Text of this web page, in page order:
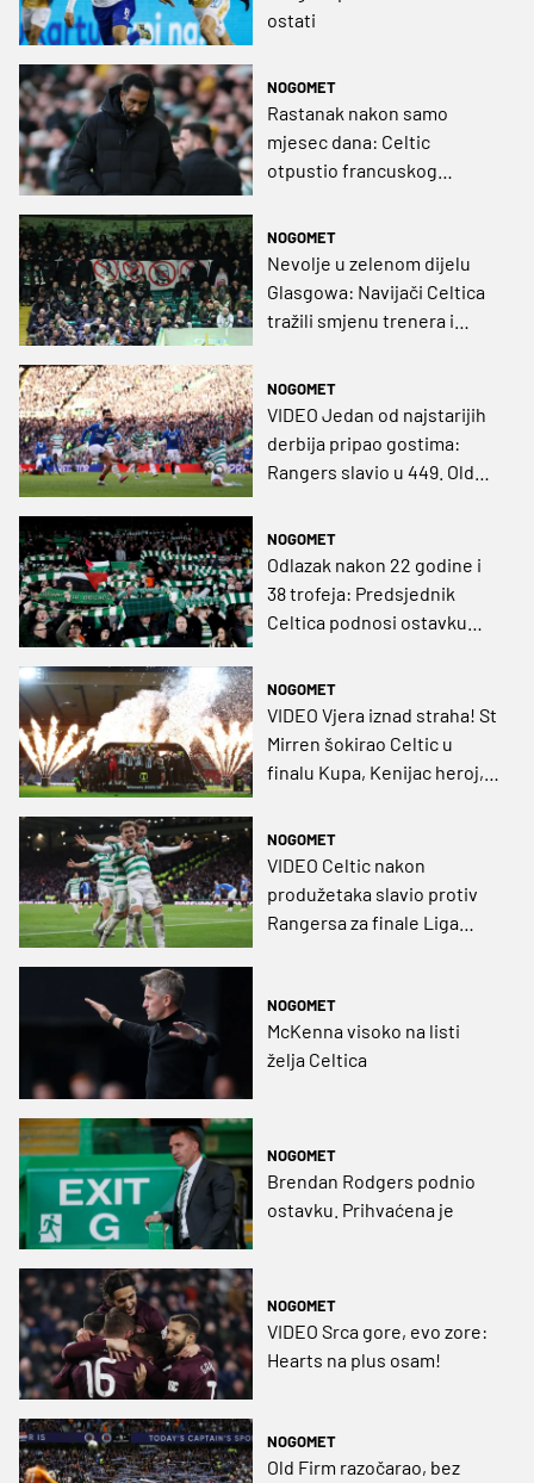
ostati
NOGOMET
Rastanak nakon samo
mjesec dana: Celtic
otpustio francuskog
krize
NOGOMET
Nevolje u zelenom dijelu
Glasgowa: Navijači Celtica
tražili smjenu trenera i
NOGOMET
VIDEO Jedan od najstarijih
derbija pripao gostima:
Rangers slavio u 449. Old
NOGOMET
Odlazak nakon 22 godine i
38 trofeja: Predsjednik
Celtica podnosi ostavku
NOGOMET
VIDEO Vjera iznad straha! St
Mirren šokirao Celtic u
finalu Kupa, Kenijac heroj,
NOGOMET
VIDEO Celtic nakon
produžetaka slavio protiv
Rangersa za finale Liga
NOGOMET
McKenna visoko na listi
želja Celtica
NOGOMET
Brendan Rodgers podnio
ostavku. Prihvaćena je
NOGOMET
VIDEO Srca gore, evo zore:
Hearts na plus osam!
NOGOMET
Old Firm razočarao, bez